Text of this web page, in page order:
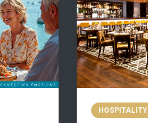
HOSPITALITY